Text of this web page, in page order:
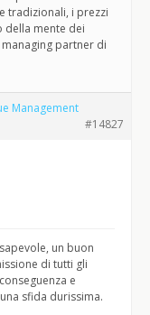
tradizionali, i prezzi
della mente dei
partner di
Management
#14827
un buon
di tutti gli
e
sfida durissima.